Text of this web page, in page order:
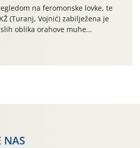
na feromonske lovke, te
(Turanj, Vojnić) zabilježena je
oblika orahove muhe
Niska brojnost može se objasniti
o mladim nasadima s vrlo malim
NAS